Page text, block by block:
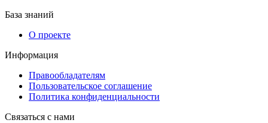
База знаний
О проекте
Информация
Правообладателям
Пользовательское соглашение
Политика конфиденциальности
Связаться с нами